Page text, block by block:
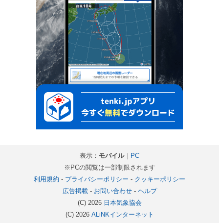
表示： モバイル｜
PC
※PCの閲覧は一部制限されます
利用規約 - プライバシーポリシー - クッキーポリシー
広告掲載- お問い合わせ- ヘルプ
(C) 2026 日本気象協会
(C) 2026 ALiNKインターネット